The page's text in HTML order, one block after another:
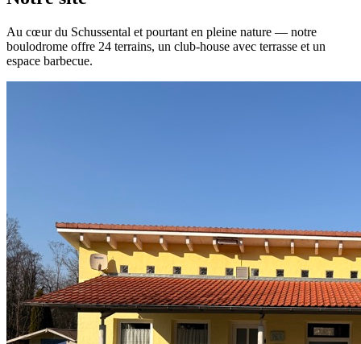
Au cœur du Schussental et pourtant en pleine nature — notre
boulodrome offre 24 terrains, un club-house avec terrasse et un
espace barbecue.